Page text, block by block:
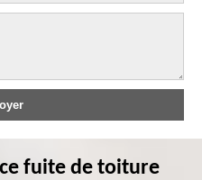
fuite de toiture